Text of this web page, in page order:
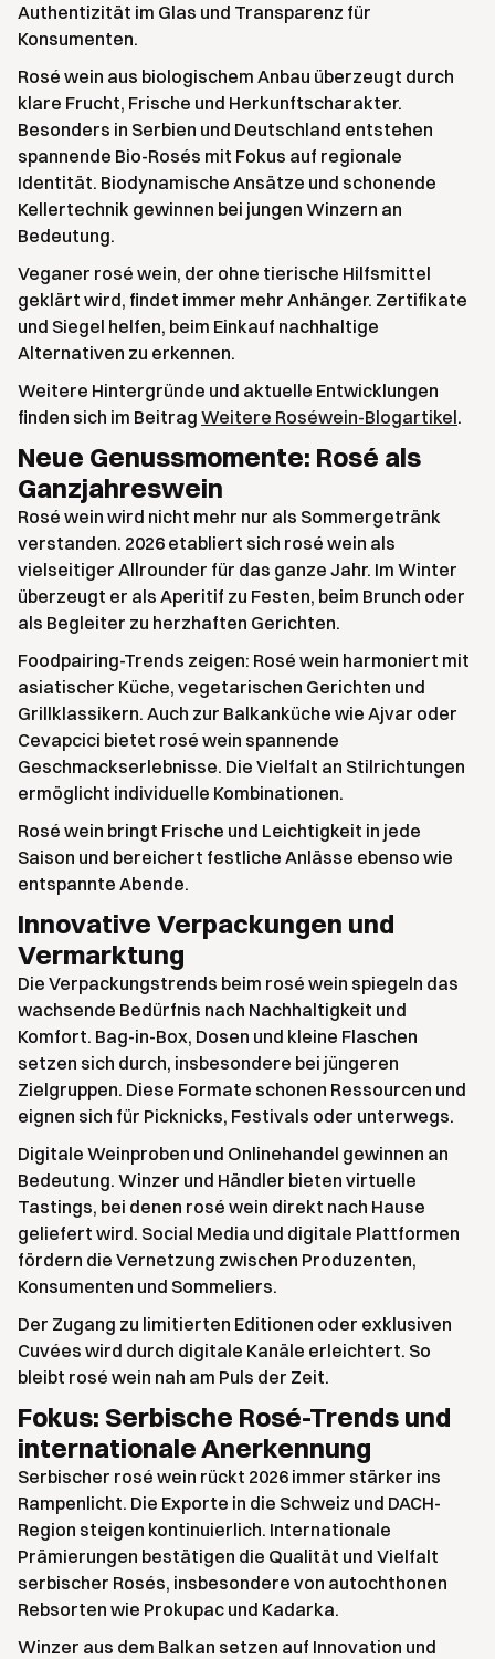
Authentizität im Glas und Transparenz für
Konsumenten.
Rosé wein aus biologischem Anbau überzeugt durch
klare Frucht, Frische und Herkunftscharakter.
Besonders in Serbien und Deutschland entstehen
spannende Bio-Rosés mit Fokus auf regionale
Identität. Biodynamische Ansätze und schonende
Kellertechnik gewinnen bei jungen Winzern an
Bedeutung.
Veganer rosé wein, der ohne tierische Hilfsmittel
geklärt wird, findet immer mehr Anhänger. Zertifikate
und Siegel helfen, beim Einkauf nachhaltige
Alternativen zu erkennen.
Weitere Hintergründe und aktuelle Entwicklungen
finden sich im Beitrag Weitere Roséwein-Blogartikel.
Neue Genussmomente: Rosé als
Ganzjahreswein
Rosé wein wird nicht mehr nur als Sommergetränk
verstanden. 2026 etabliert sich rosé wein als
vielseitiger Allrounder für das ganze Jahr. Im Winter
überzeugt er als Aperitif zu Festen, beim Brunch oder
als Begleiter zu herzhaften Gerichten.
Foodpairing-Trends zeigen: Rosé wein harmoniert mit
asiatischer Küche, vegetarischen Gerichten und
Grillklassikern. Auch zur Balkanküche wie Ajvar oder
Cevapcici bietet rosé wein spannende
Geschmackserlebnisse. Die Vielfalt an Stilrichtungen
ermöglicht individuelle Kombinationen.
Rosé wein bringt Frische und Leichtigkeit in jede
Saison und bereichert festliche Anlässe ebenso wie
entspannte Abende.
Innovative Verpackungen und
Vermarktung
Die Verpackungstrends beim rosé wein spiegeln das
wachsende Bedürfnis nach Nachhaltigkeit und
Komfort. Bag-in-Box, Dosen und kleine Flaschen
setzen sich durch, insbesondere bei jüngeren
Zielgruppen. Diese Formate schonen Ressourcen und
eignen sich für Picknicks, Festivals oder unterwegs.
Digitale Weinproben und Onlinehandel gewinnen an
Bedeutung. Winzer und Händler bieten virtuelle
Tastings, bei denen rosé wein direkt nach Hause
geliefert wird. Social Media und digitale Plattformen
fördern die Vernetzung zwischen Produzenten,
Konsumenten und Sommeliers.
Der Zugang zu limitierten Editionen oder exklusiven
Cuvées wird durch digitale Kanäle erleichtert. So
bleibt rosé wein nah am Puls der Zeit.
Fokus: Serbische Rosé-Trends und
internationale Anerkennung
Serbischer rosé wein rückt 2026 immer stärker ins
Rampenlicht. Die Exporte in die Schweiz und DACH-
Region steigen kontinuierlich. Internationale
Prämierungen bestätigen die Qualität und Vielfalt
serbischer Rosés, insbesondere von autochthonen
Rebsorten wie Prokupac und Kadarka.
Winzer aus dem Balkan setzen auf Innovation und